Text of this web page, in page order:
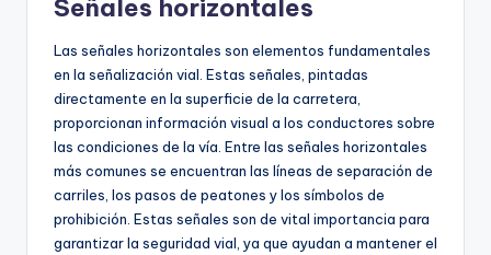
Señales horizontales
Las señales horizontales son elementos fundamentales
en la señalización vial. Estas señales, pintadas
directamente en la superficie de la carretera,
proporcionan información visual a los conductores sobre
las condiciones de la vía. Entre las señales horizontales
más comunes se encuentran las líneas de separación de
carriles, los pasos de peatones y los símbolos de
prohibición. Estas señales son de vital importancia para
garantizar la seguridad vial, ya que ayudan a mantener el